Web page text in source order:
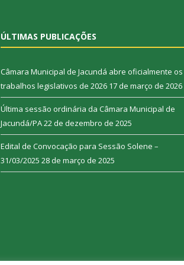
ÚLTIMAS PUBLICAÇÕES
Câmara Municipal de Jacundá abre oficialmente os
trabalhos legislativos de 2026 17 de março de 2026
Última sessão ordinária da Câmara Municipal de
Jacundá/PA22 de dezembro de 2025
Edital de Convocação para Sessão Solene –
31/03/2025 28 de março de 2025